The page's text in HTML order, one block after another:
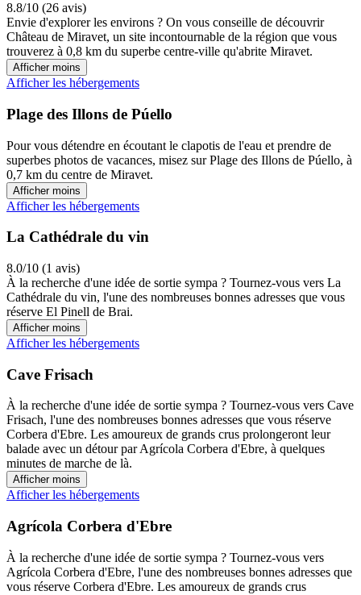
8.8/10 (26 avis)
Envie d'explorer les environs ? On vous conseille de découvrir
Château de Miravet, un site incontournable de la région que vous
trouverez à 0,8 km du superbe centre-ville qu'abrite Miravet.
Afficher moins
Afficher les hébergements
Plage des Illons de Púello
Pour vous détendre en écoutant le clapotis de l'eau et prendre de
superbes photos de vacances, misez sur Plage des Illons de Púello, à
0,7 km du centre de Miravet.
Afficher moins
Afficher les hébergements
La Cathédrale du vin
8.0/10 (1 avis)
À la recherche d'une idée de sortie sympa ? Tournez-vous vers La
Cathédrale du vin, l'une des nombreuses bonnes adresses que vous
réserve El Pinell de Brai.
Afficher moins
Afficher les hébergements
Cave Frisach
À la recherche d'une idée de sortie sympa ? Tournez-vous vers Cave
Frisach, l'une des nombreuses bonnes adresses que vous réserve
Corbera d'Ebre. Les amoureux de grands crus prolongeront leur
balade avec un détour par Agrícola Corbera d'Ebre, à quelques
minutes de marche de là.
Afficher moins
Afficher les hébergements
Agrícola Corbera d'Ebre
À la recherche d'une idée de sortie sympa ? Tournez-vous vers
Agrícola Corbera d'Ebre, l'une des nombreuses bonnes adresses que
vous réserve Corbera d'Ebre. Les amoureux de grands crus